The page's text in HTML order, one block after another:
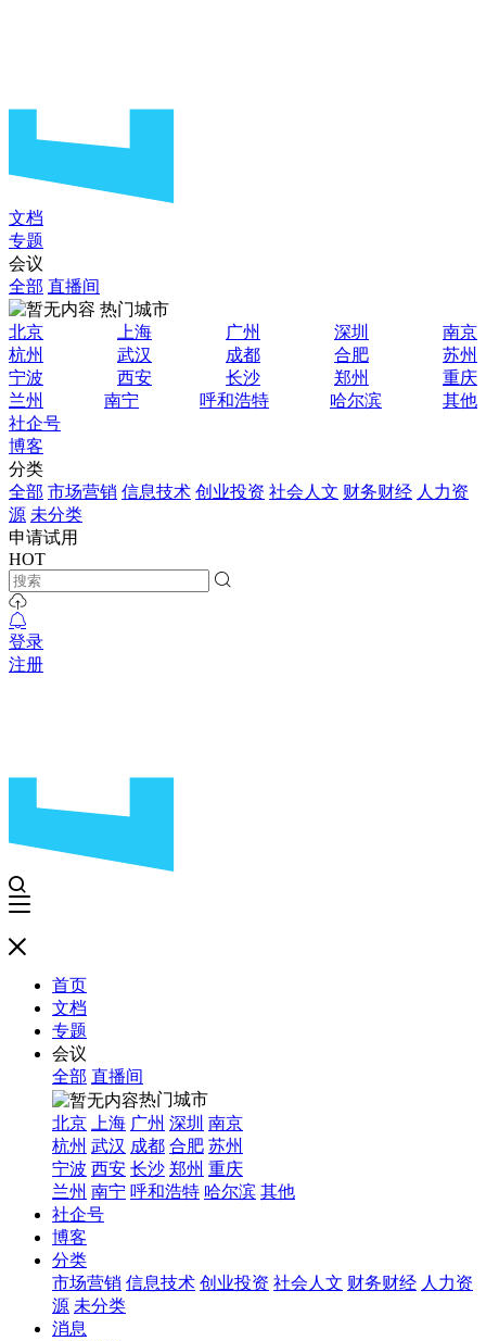
文档
专题
会议
全部 直播间
热门城市
北京
上海 广州 深圳
南京
杭州
武汉 成都 合肥
苏州
宁波
西安 长沙 郑州
重庆
兰州
南宁 呼和浩特 哈尔滨
其他
社企号
博客
分类
全部 市场营销 信息技术 创业投资 社会人文 财务财经 人力资
源 未分类
申请试用
HOT
登录
注册
首页
文档
专题
会议
全部 直播间
热门城市
北京
上海 广州 深圳 南京
杭州 武汉 成都 合肥 苏州
宁波 西安 长沙 郑州 重庆
兰州 南宁 呼和浩特 哈尔滨 其他
社企号
博客
分类
市场营销 信息技术 创业投资 社会人文 财务财经 人力资
源 未分类
消息